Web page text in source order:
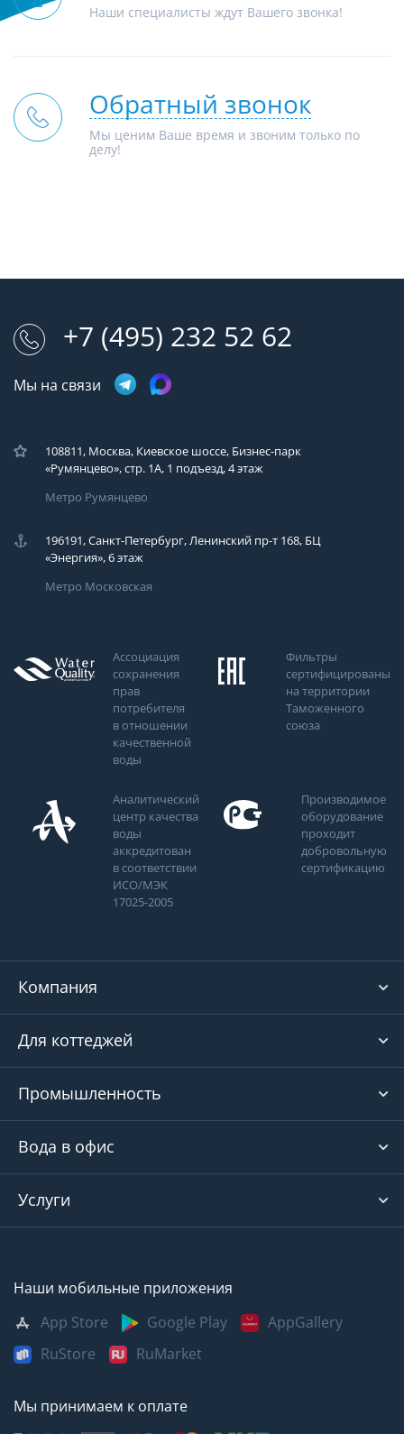
Наши специалисты ждут Вашего звонка!
Обратный звонок
Мы ценим Ваше время и звоним только по
делу!
+7 (495) 232 52 62
Мы на связи
108811, Москва, Киевское шоссе, Бизнес-парк
«Румянцево», стр. 1А, 1 подъезд, 4 этаж
Метро Румянцево
196191, Санкт-Петербург, Ленинский пр-т 168, БЦ
«Энергия», 6 этаж
Метро Московская
Ассоциация
сохранения
прав
потребителя
в отношении
качественной
воды
Фильтры
сертифицированы
на территории
Таможенного
союза
Аналитический
центр качества
воды
аккредитован
в соответствии
ИСО/МЭК
17025-2005
Производимое
оборудование
проходит
добровольную
сертификацию
Компания
Для коттеджей
Промышленность
Вода в офис
Услуги
Наши мобильные приложения
App Store
Google Play
AppGallery
RuStore
RuMarket
Мы принимаем к оплате